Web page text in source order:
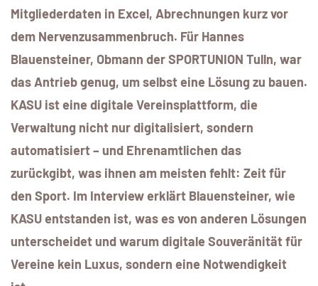
Mitgliederdaten in Excel, Abrechnungen kurz vor
dem Nervenzusammenbruch. Für Hannes
Blauensteiner, Obmann der SPORTUNION Tulln, war
das Antrieb genug, um selbst eine Lösung zu bauen.
KASU ist eine digitale Vereinsplattform, die
Verwaltung nicht nur digitalisiert, sondern
automatisiert – und Ehrenamtlichen das
zurückgibt, was ihnen am meisten fehlt: Zeit für
den Sport. Im Interview erklärt Blauensteiner, wie
KASU entstanden ist, was es von anderen Lösungen
unterscheidet und warum digitale Souveränität für
Vereine kein Luxus, sondern eine Notwendigkeit